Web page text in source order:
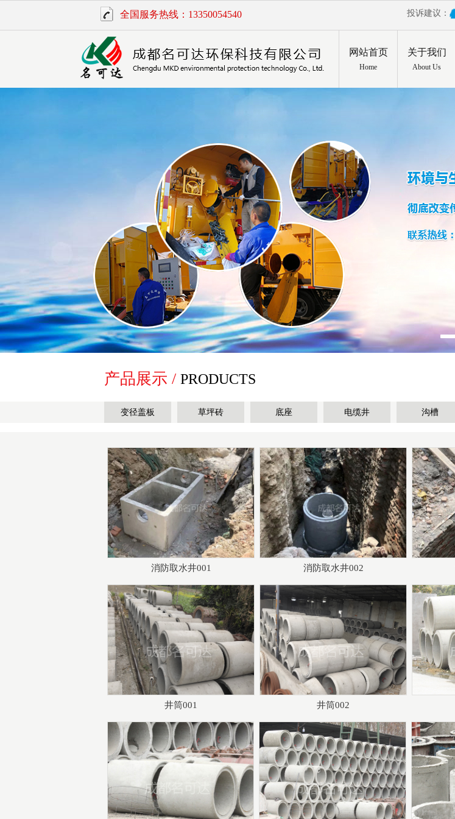
全国服务热线：13350054540 投诉建议：
网站首页
Home
关于我们
About Us
产品展示 / PRODUCTS
变径盖板 草坪砖 底座 电缆井 沟槽
消防取水井001 消防取水井002
井筒001 井筒002